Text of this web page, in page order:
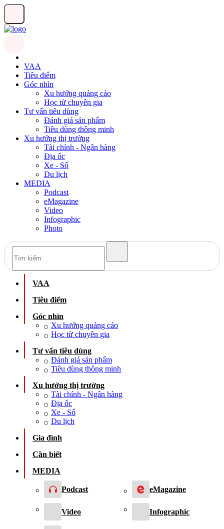
VAA
Tiêu điểm
Góc nhìn
Xu hướng quảng cáo
Học từ chuyên gia
Tư vấn tiêu dùng
Đánh giá sản phẩm
Tiêu dùng thông minh
Xu hướng thị trường
Tài chính - Ngân hàng
Địa ốc
Xe - Số
Du lịch
MEDIA
Podcast
eMagazine
Video
Infographic
Photo
VAA
Tiêu điểm
Góc nhìn
Xu hướng quảng cáo
Học từ chuyên gia
Tư vấn tiêu dùng
Đánh giá sản phẩm
Tiêu dùng thông minh
Xu hướng thị trường
Tài chính - Ngân hàng
Địa ốc
Xe - Số
Du lịch
Gia đình
Cần biết
MEDIA
Podcast eMagazine
Video Infographic